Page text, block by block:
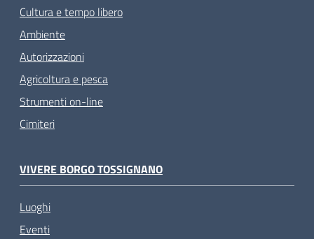
Cultura e tempo libero
Ambiente
Autorizzazioni
Agricoltura e pesca
Strumenti on-line
Cimiteri
VIVERE BORGO TOSSIGNANO
Luoghi
Eventi